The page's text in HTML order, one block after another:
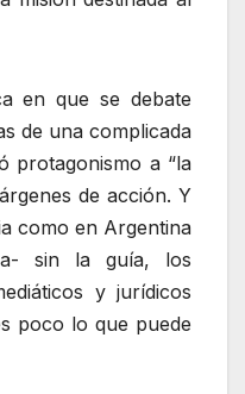
en que se debate
de una complicada
protagonismo a “la
de acción. Y
como en Argentina
sin la guía, los
y jurídicos
poco lo que puede